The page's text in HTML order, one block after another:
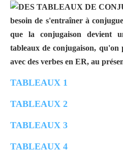
besoin de s'entraîner à
que la conjugaison devient
tableaux de conjugaison, qu'on
avec des verbes en ER, au
TABLEAUX 1
TABLEAUX 2
TABLEAUX 3
TABLEAUX 4